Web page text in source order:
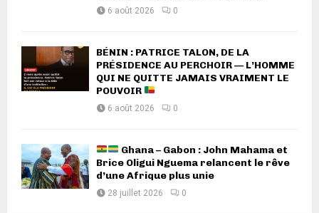
6 août 2026 0
BÉNIN : PATRICE TALON, DE LA
PRÉSIDENCE AU PERCHOIR — L’HOMME
QUI NE QUITTE JAMAIS VRAIMENT LE
POUVOIR
6 août 2026 0
Ghana – Gabon : John Mahama et
Brice Oligui Nguema relancent le rêve
d’une Afrique plus unie
28 juillet 2026 0